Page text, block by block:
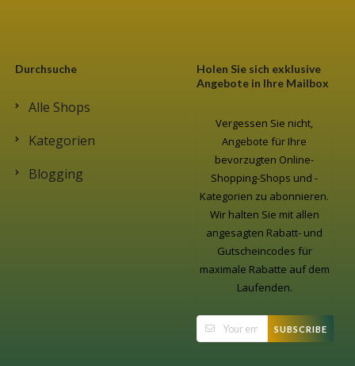
Durchsuche
Alle Shops
Kategorien
Blogging
Holen Sie sich exklusive
Angebote in Ihre Mailbox
Vergessen Sie nicht,
Angebote für Ihre
bevorzugten Online-
Shopping-Shops und -
Kategorien zu abonnieren.
Wir halten Sie mit allen
angesagten Rabatt- und
Gutscheincodes für
maximale Rabatte auf dem
Laufenden.
SUBSCRIBE